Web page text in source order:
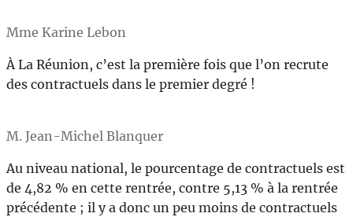
Mme Karine Lebon
À La Réunion, c’est la première fois que l’on recrute
des contractuels dans le premier degré !
M. Jean-Michel Blanquer
Au niveau national, le pourcentage de contractuels est
de 4,82 % en cette rentrée, contre 5,13 % à la rentrée
précédente ; il y a donc un peu moins de contractuels